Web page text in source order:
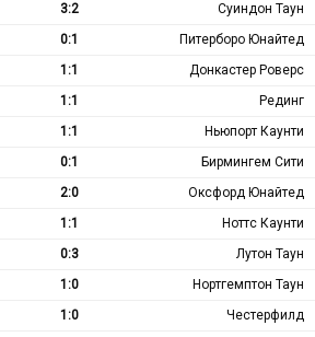
3:2
Суиндон Таун
0:1
Питерборо Юнайтед
1:1
Донкастер Роверс
1:1
Рединг
1:1
Ньюпорт Каунти
0:1
Бирмингем Сити
2:0
Оксфорд Юнайтед
1:1
Ноттс Каунти
0:3
Лутон Таун
1:0
Нортгемптон Таун
1:0
Честерфилд